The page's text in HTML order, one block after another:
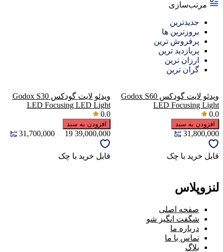
مرتب‌سازی
جدیدترین
بروزترین ها
پرفروش ترین
پربازدید ترین
ارزان ترین
گران ترین
ویدئو لایت گودکس Godox S60
LED Focusing Light
0.0
افزودن به سبد
31,800,000
قابل خرید با چک
ویدئو لایت گودکس Godox S30
LED Focusing LED Light
0.0
افزودن به سبد
39,000,000
19
31,700,000
قابل خرید با چک
لنزوپلاس
صفحه اصلی
شگفت انگیز شو
درباره ما
تماس با ما
بلاگ